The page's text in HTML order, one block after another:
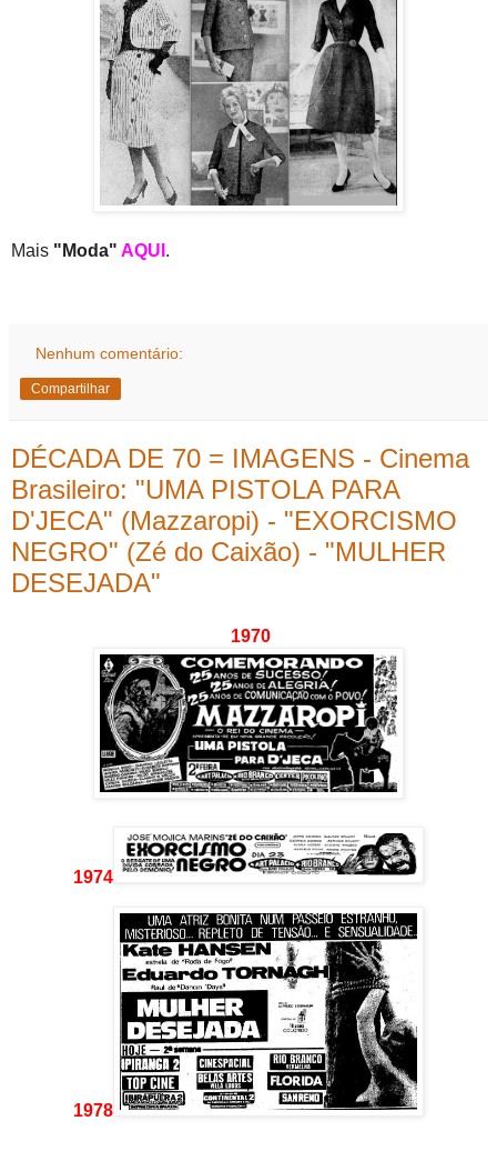
Mais "Moda" AQUI .
Nenhum comentário:
Compartilhar
DÉCADA DE 70 = IMAGENS - Cinema
Brasileiro: "UMA PISTOLA PARA
D'JECA" (Mazzaropi) - "EXORCISMO
NEGRO" (Zé do Caixão) - "MULHER
DESEJADA"
1970
1974
1978